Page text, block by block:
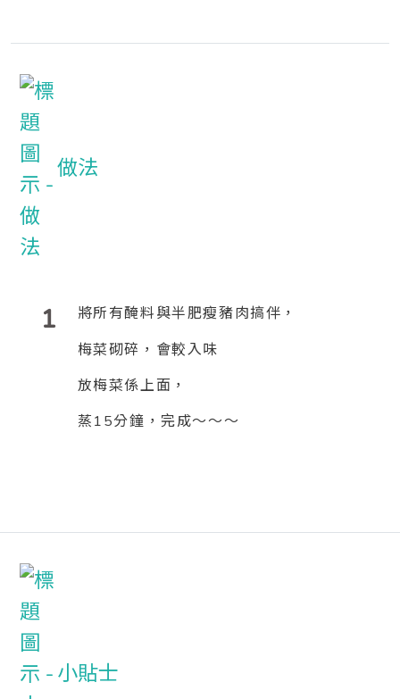
做法
1 將所有醃料與半肥瘦豬肉搞伴，
梅菜砌碎，會較入味
放梅菜係上面，
蒸15分鐘，完成～～～
小貼士